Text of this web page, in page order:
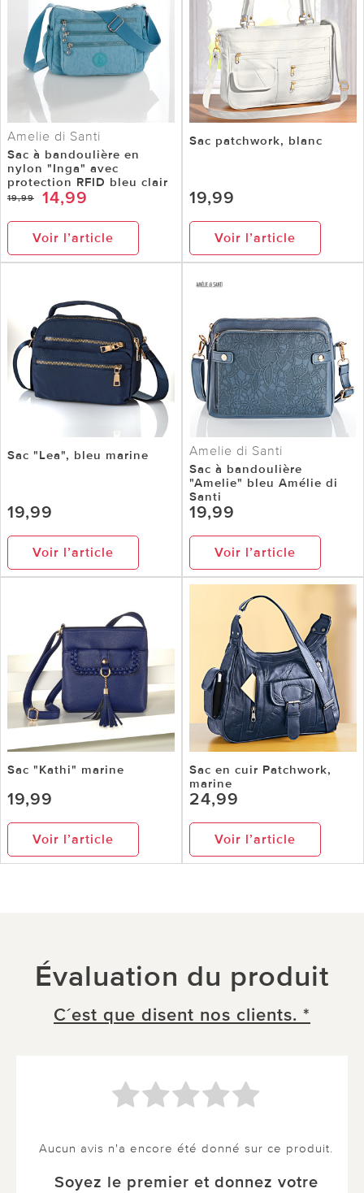
Amelie di Santi
Sac à bandoulière en
nylon "Inga" avec
protection RFID bleu clair
19,99 14,99
Voir l’article
Sac patchwork, blanc
19,99
Voir l’article
Sac "Lea", bleu marine
19,99
Voir l’article
Amelie di Santi
Sac à bandoulière
"Amelie" bleu Amélie di
Santi
19,99
Voir l’article
Sac "Kathi" marine
19,99
Voir l’article
Sac en cuir Patchwork,
marine
24,99
Voir l’article
Évaluation du produit
C´est que disent nos clients. *
Aucun avis n'a encore été donné sur ce produit.
Soyez le premier et donnez votre